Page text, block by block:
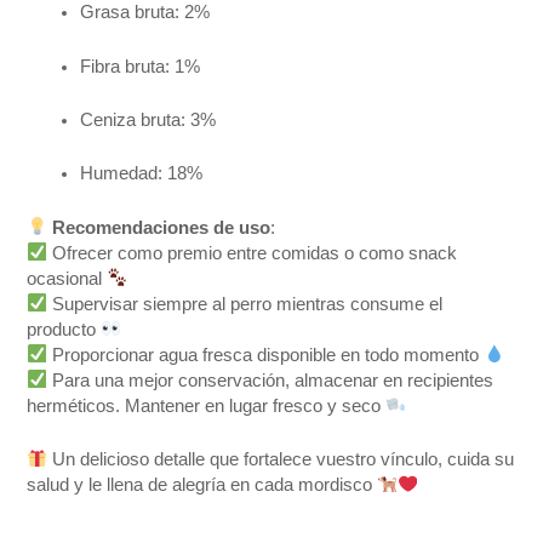
Grasa bruta: 2%
Fibra bruta: 1%
Ceniza bruta: 3%
Humedad: 18%
Recomendaciones de uso:
Ofrecer como premio entre comidas o como snack
ocasional
Supervisar siempre al perro mientras consume el
producto
Proporcionar agua fresca disponible en todo momento
Para una mejor conservación, almacenar en recipientes
herméticos. Mantener en lugar fresco y seco
Un delicioso detalle que fortalece vuestro vínculo, cuida su
salud y le llena de alegría en cada mordisco